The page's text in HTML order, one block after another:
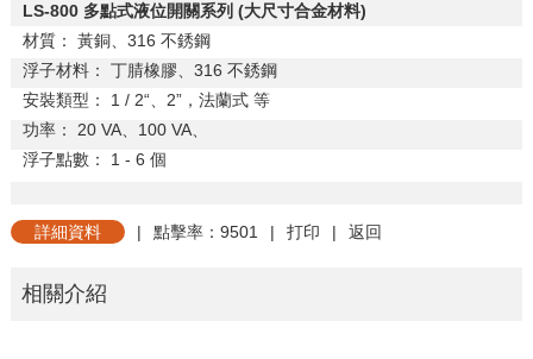
LS-800 多點式液位開關系列 (大尺寸合金材料)
材質：
黃銅、 316 不銹鋼
浮子材料：
丁腈橡膠、 316 不銹鋼
安裝類型：
1 / 2“、 2”，法蘭式 等
功率：
20 VA、 100 VA、
浮子點數：
1 - 6 個
詳細資料 | 點擊率：9501 | 打印 | 返回
相關介紹